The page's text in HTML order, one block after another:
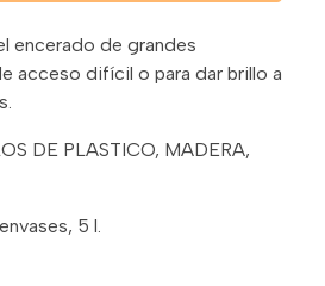
encerado de grandes
acceso difícil o para dar brillo a
DE PLASTICO, MADERA,
5 l.